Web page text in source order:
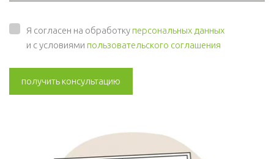
Я согласен на обработкуперсональных данных
и с условиями пользовательского соглашения
получить консультацию